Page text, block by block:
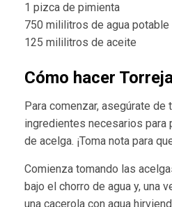
1 pizca de pimienta
750 mililitros de agua potable
125 mililitros de aceite
Cómo hacer
Para comenzar, asegúrate
ingredientes necesarios para
de acelga. ¡Toma nota para
Comienza tomando las
bajo el chorro de agua y, una
una cacerola con agua